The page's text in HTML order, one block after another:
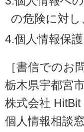
の危険に対
4.個人情報保
［書信でのお
栃木県宇都宮
株式会社 HitBit
個人情報相談